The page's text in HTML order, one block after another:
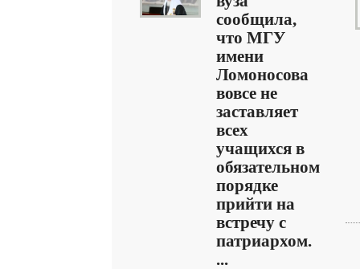
сообщила,
что МГУ
имени
Ломоносова
вовсе не
заставляет
всех
учащихся в
обязательном
порядке
прийти на
встречу с
патриархом.
...